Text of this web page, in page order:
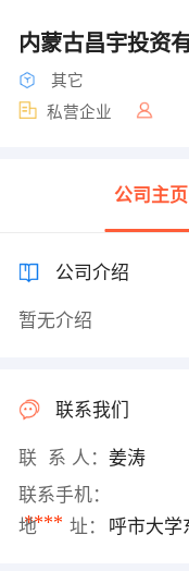
内蒙古昌宇投资
其它
私营企业
公司主页
公司介绍
暂无介绍
联系我们
联 系 人： 姜涛
联系手机：
****
地 址： 呼市大学